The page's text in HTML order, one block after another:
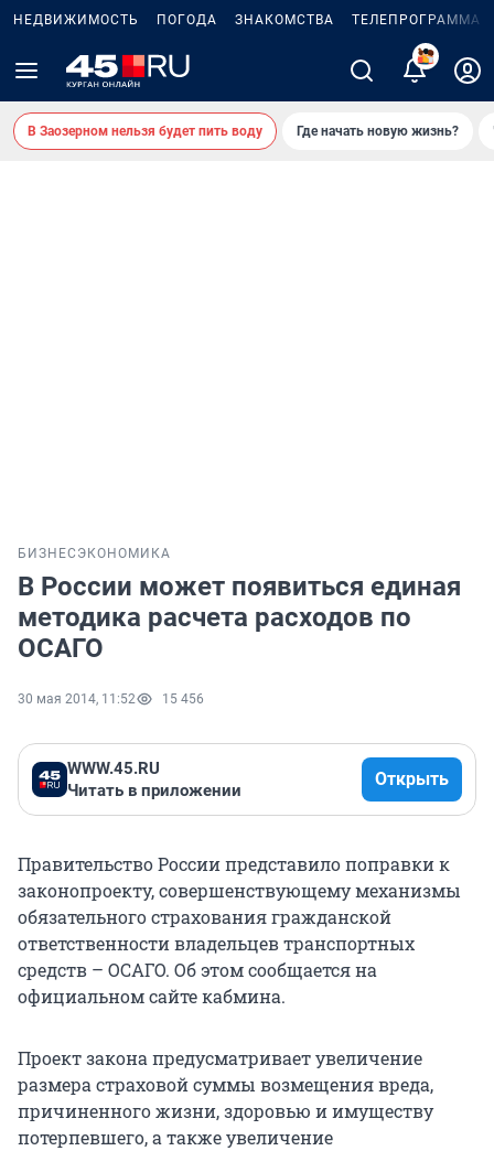
НЕДВИЖИМОСТЬ ПОГОДА ЗНАКОМСТВА ТЕЛЕПРОГРАММА
2
В Заозерном нельзя будет пить воду Где начать новую жизнь?
БИЗНЕС ЭКОНОМИКА
В России может появиться единая
методика расчета расходов по
ОСАГО
30 мая 2014, 11:52 15 456
WWW.45.RU
Читать в приложении
Открыть
Правительство России представило поправки к
законопроекту, совершенствующему механизмы
обязательного страхования гражданской
ответственности владельцев транспортных
средств – ОСАГО. Об этом сообщается на
официальном сайте кабмина.
Проект закона предусматривает увеличение
размера страховой суммы возмещения вреда,
причиненного жизни, здоровью и имуществу
потерпевшего, а также увеличение